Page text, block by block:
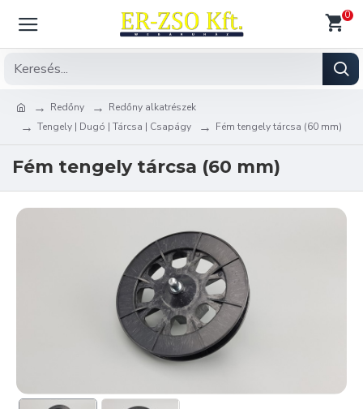
0
Redőny
Redőny alkatrészek
Tengely | Dugó | Tárcsa | Csapágy
Fém tengely tárcsa (60 mm)
Fém tengely tárcsa (60 mm)